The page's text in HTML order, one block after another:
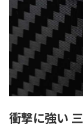
衝撃に強い